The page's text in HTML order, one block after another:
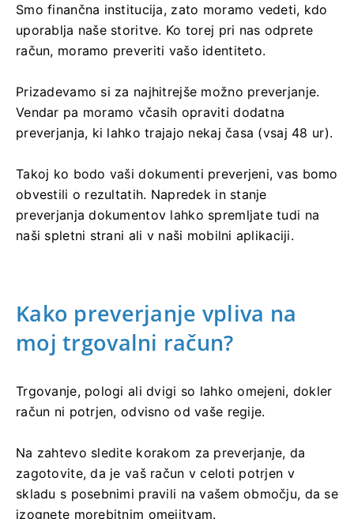
Smo finančna institucija, zato moramo vedeti, kdo
uporablja naše storitve. Ko torej pri nas odprete
račun, moramo preveriti vašo identiteto.
Prizadevamo si za najhitrejše možno preverjanje.
Vendar pa moramo včasih opraviti dodatna
preverjanja, ki lahko trajajo nekaj časa (vsaj 48 ur).
Takoj ko bodo vaši dokumenti preverjeni, vas bomo
obvestili o rezultatih. Napredek in stanje
preverjanja dokumentov lahko spremljate tudi na
naši spletni strani ali v naši mobilni aplikaciji.
Kako preverjanje vpliva na
moj trgovalni račun?
Trgovanje, pologi ali dvigi so lahko omejeni, dokler
račun ni potrjen, odvisno od vaše regije.
Na zahtevo sledite korakom za preverjanje, da
zagotovite, da je vaš račun v celoti potrjen v
skladu s posebnimi pravili na vašem območju, da se
izognete morebitnim omejitvam.